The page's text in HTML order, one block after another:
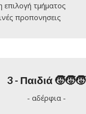
επιλογή τμήματος
προπονησεις
3 - Παιδιά 🧒🧒🧒
- αδέρφια -